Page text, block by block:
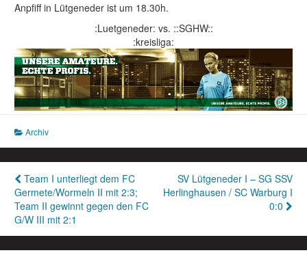
Anpfiff in Lütgeneder ist um 18.30h.
:Luetgeneder: vs. ::SGHW::
:kreisliga:
Archiv
Beitragsnavigation
Team I unterliegt dem FC
Germete/Wormeln II mit 2:3;
Team II gewinnt gegen den FC
G/W III mit 2:1
SV Lütgeneder I – SG SSV
Herlinghausen / SC Warburg I
0:0